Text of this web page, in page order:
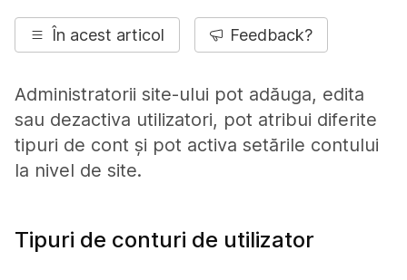
În acest articol Feedback?
Administratorii site-ului pot adăuga, edita
sau dezactiva utilizatori, pot atribui diferite
tipuri de cont și pot activa setările contului
la nivel de site.
Tipuri de conturi de utilizator